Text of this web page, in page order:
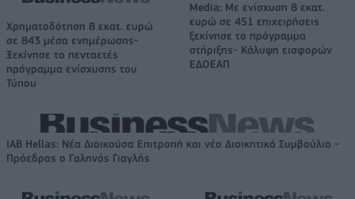
Χρηματοδότηση 8 εκατ. ευρώ
σε 843 μέσα ενημέρωσης-
Ξεκίνησε το πενταετές
πρόγραμμα ενίσχυσης του
Τύπου
Media: Με ενίσχυση 8 εκατ.
ευρώ σε 451 επιχειρήσεις
ξεκίνησε το πρόγραμμα
στήριξης- Κάλυψη εισφορών
ΕΔΟΕΑΠ
IAB Hellas: Νέα Διοικούσα Επιτροπή και νέο Διοικητικό Συμβούλιο -
Πρόεδρος ο Γαληνός Γιαγλής